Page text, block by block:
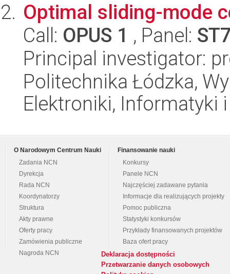
Optimal sliding-mode
Call: OPUS 1 , Panel:
Principal investigator:
Politechnika Łódzka,
Elektroniki, Informatyki
O Narodowym Centrum Nauki
Zadania NCN
Dyrekcja
Rada NCN
Koordynatorzy
Struktura
Akty prawne
Oferty pracy
Zamówienia publiczne
Nagroda NCN
Finansowanie nauki
Konkursy
Panele NCN
Najczęściej zadawane pytania
Informacje dla realizujących projekty
Pomoc publiczna
Statystyki konkursów
Przykłady finansowanych projektów
Baza ofert pracy
Deklaracja dostępności
Przetwarzanie danych osobowych